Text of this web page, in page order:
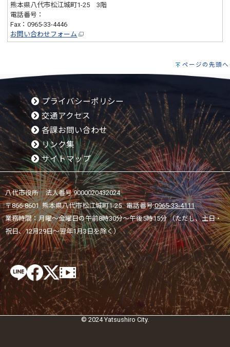
熊本県八代市松江城町1-25 3階
電話番号：
Fax：0965-33-4446
お問い合わせフォーム
ページの先頭へ
プライバシーポリシー
交通アクセス
各課お問い合わせ
リンク集
サイトマップ
八代市役所 法人番号 9000020432024
〒866-8601 熊本県八代市松江城町1-25 電話番号:0965-33-4111
業務時間：月曜～金曜日の午前8時30分～午後5時15分 （ただし、土日・
祝日、12月29日～翌年1月3日を除く）
© 2024 Yatsushiro City.